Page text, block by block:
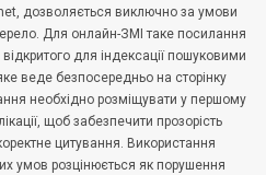
дозволяється виключно за умови
Для онлайн-ЗМІ таке посилання
для індексації пошуковими
веде безпосередньо на сторінку
необхідно розміщувати у першому
щоб забезпечити прозорість
цитування. Використання
умов розцінюється як порушення